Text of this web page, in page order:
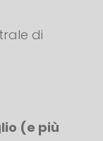
di
(e più